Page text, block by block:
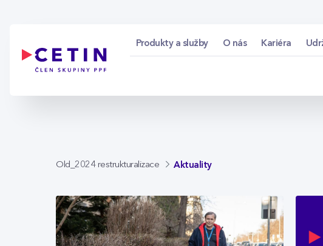
Produkty a služby O nás Kariéra
Old_2024 restrukturalizace Aktuality